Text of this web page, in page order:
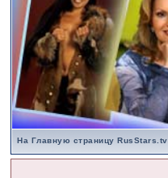
На Главную страницу RusStars.tv